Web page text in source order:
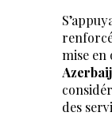
mise
des